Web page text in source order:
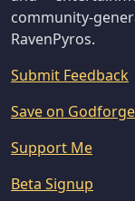
community-
RavenPyros.
Submit Feedback
Save on
Support Me
Beta Signup